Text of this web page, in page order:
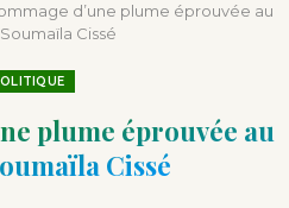
d’une plume éprouvée au
Cissé
plume éprouvée au
Cissé